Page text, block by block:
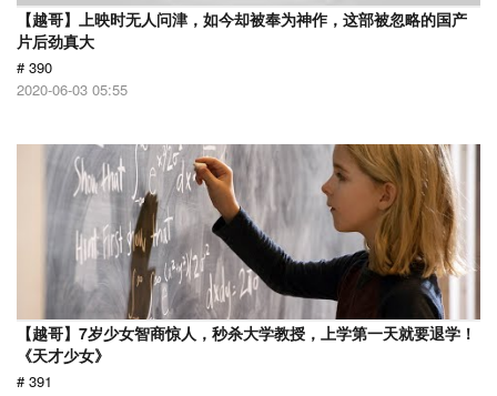
【越哥】上映时无人问津，如今却被奉为神作，这部被忽略的国产
片后劲真大
# 390
2020-06-03 05:55
【越哥】7岁少女智商惊人，秒杀大学教授，上学第一天就要退学！
《天才少女》
# 391